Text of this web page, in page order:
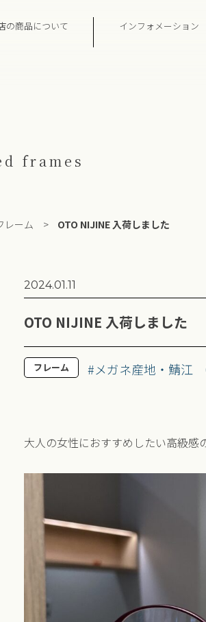
の商品について インフォメーション
frames
レーム > OTO NIJINE 入荷しました
2024.01.11
OTO NIJINE 入荷しました
フレーム #メガネ産地・鯖江
大人の女性におすすめしたい高級感